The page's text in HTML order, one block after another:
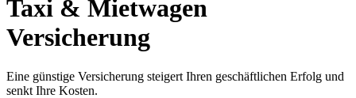
Taxi & Mietwagen
Versicherung
Eine günstige Versicherung steigert Ihren geschäftlichen Erfolg und
senkt Ihre Kosten.